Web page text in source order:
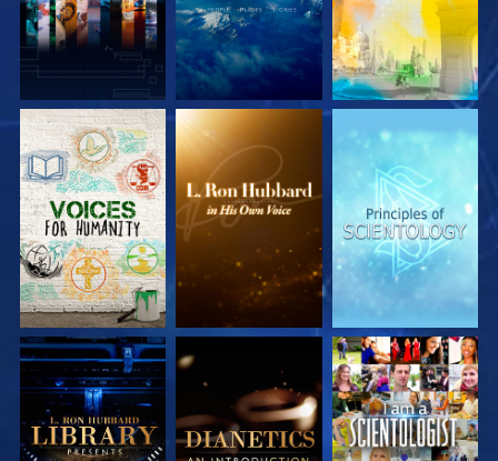
SERIE
ENTDECKEN
SERIE
ENTDECKEN
SERIE
ENTDECKEN
SERIE
ENTDECKEN
ENTDECKEN
ANSEHEN